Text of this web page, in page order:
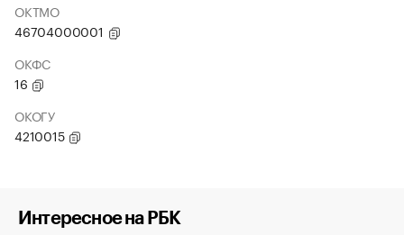
ОКТМО
46704000001
ОКФС
16
ОКОГУ
4210015
Интересное на РБК